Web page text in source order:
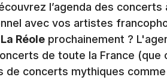
l’agenda des concerts
avec vos artistes
La Réole prochainement ?
de toute la France (que
de concerts mythiques comme